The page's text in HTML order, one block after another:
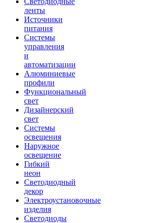
ленты
Источники
питания
Системы
управления
и
автоматизации
Алюминиевые
профили
Функциональный
свет
Дизайнерский
свет
Системы
освещения
Наружное
освещение
Гибкий
неон
Светодиодный
декор
Электроустановочные
изделия
Светодиоды